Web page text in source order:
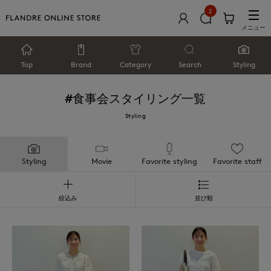
2
メニュー
Top Brand Category Search Styling
#食事会スタイリング一覧
Styling
Styling Movie Favorite styling Favorite staff
絞込み 並び順